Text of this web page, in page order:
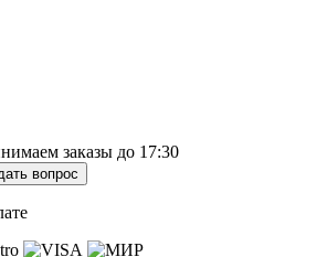
заказы до 17:30
вопрос